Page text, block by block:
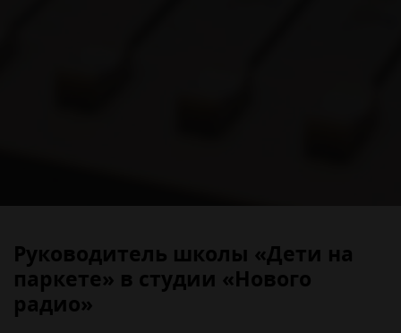
Руководитель школы «Дети на
паркете» в студии «Нового
радио»